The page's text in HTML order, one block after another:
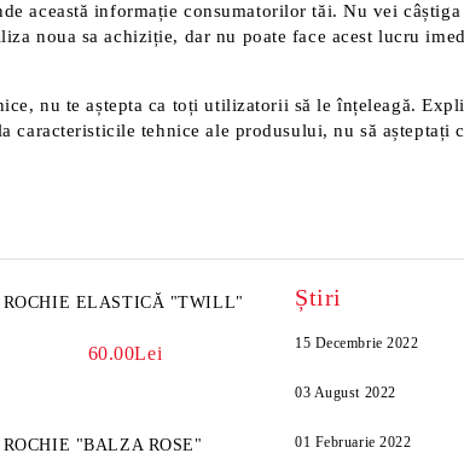
această informație consumatorilor tăi. Nu vei
noua sa achiziție, dar nu poate face acest lucru
nu te aștepta ca toți utilizatorii să le înțeleagă.
tehnice ale produsului, nu să așteptați
ROCHIE ELASTICĂ "TWILL"
60.00Lei
ROCHIE "BALZA ROSE"
Știri
15 Decembrie 2022
03 August 2022
01 Februarie 2022